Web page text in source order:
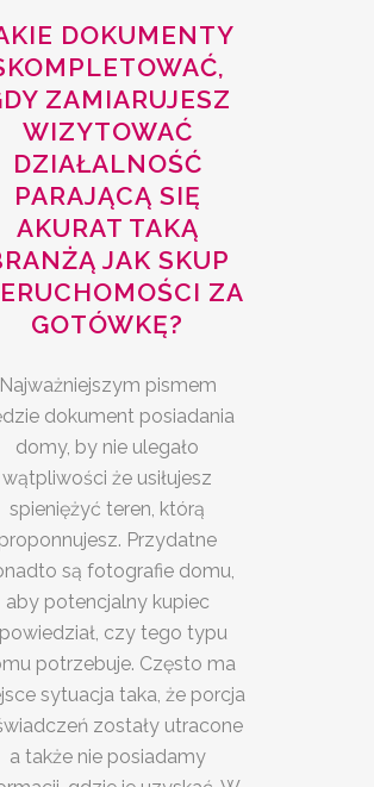
DOKUMENTY
ZAMIARUJESZ
WIZYTOWAĆ
DZIAŁALNOŚĆ
PARAJĄCĄ SIĘ
AKURAT TAKĄ
JAK SKUP
ZA
GOTÓWKĘ?
Najważniejszym pismem
dokument posiadania
domy, by nie ulegało
wątpliwości że usiłujesz
spieniężyć teren, którą
proponnujesz. Przydatne
są fotografie domu,
aby potencjalny kupiec
czy tego typu
potrzebuje. Często ma
sytuacja taka, że porcja
zostały utracone
a także nie posiadamy